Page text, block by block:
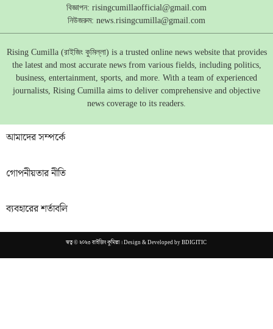
বিজ্ঞাপন: risingcumillaofficial@gmail.com
নিউজরুম: news.risingcumilla@gmail.com
Rising Cumilla (রাইজিং কুমিল্লা) is a trusted online news website that provides
the latest and most accurate news from various fields, including politics,
business, entertainment, sports, and more. With a team of experienced
journalists, Rising Cumilla aims to deliver comprehensive and objective
news coverage to its readers.
আমাদের সম্পর্কে
গোপনীয়তার নীতি
ব্যবহারের শর্তাবলি
স্বত্ব © ২০২৩ রাইজিং কুমিল্লা। Design & Developed byBDIGITIC